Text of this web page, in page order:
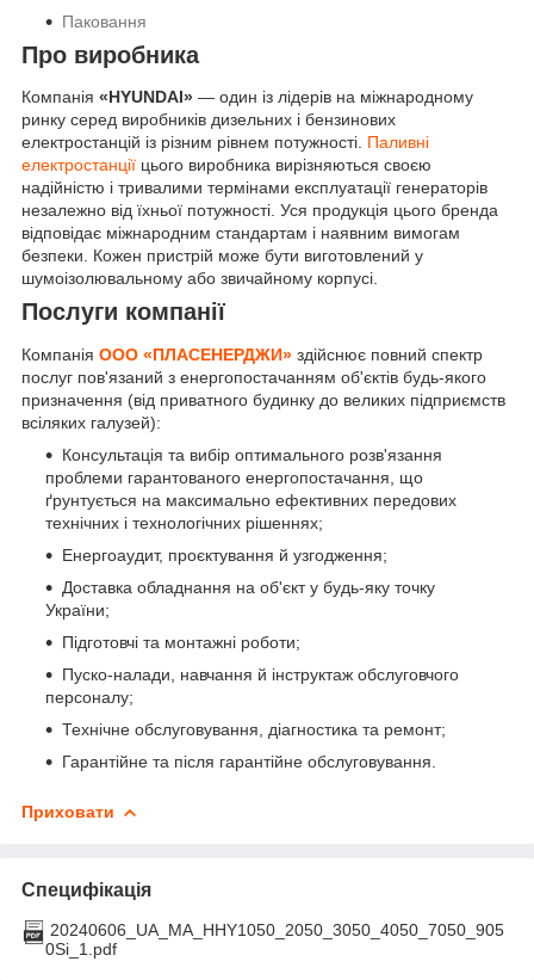
Паковання
Про виробника
Компанія «HYUNDAI» — один із лідерів на міжнародному
ринку серед виробників дизельних і бензинових
електростанцій із різним рівнем потужності. Паливні
електростанції цього виробника вирізняються своєю
надійністю і тривалими термінами експлуатації генераторів
незалежно від їхньої потужності. Уся продукція цього бренда
відповідає міжнародним стандартам і наявним вимогам
безпеки. Кожен пристрій може бути виготовлений у
шумоізолювальному або звичайному корпусі.
Послуги компанії
Компанія ООО «ПЛАСЕНЕРДЖИ» здійснює повний спектр
послуг пов'язаний з енергопостачанням об'єктів будь-якого
призначення (від приватного будинку до великих підприємств
всіляких галузей):
Консультація та вибір оптимального розв'язання
проблеми гарантованого енергопостачання, що
ґрунтується на максимально ефективних передових
технічних і технологічних рішеннях;
Енергоаудит, проєктування й узгодження;
Доставка обладнання на об'єкт у будь-яку точку
України;
Підготовчі та монтажні роботи;
Пуско-налади, навчання й інструктаж обслуговчого
персоналу;
Технічне обслуговування, діагностика та ремонт;
Гарантійне та після гарантійне обслуговування.
Приховати
Специфікація
20240606_UA_MA_HHY1050_2050_3050_4050_7050_905
0Si_1.pdf